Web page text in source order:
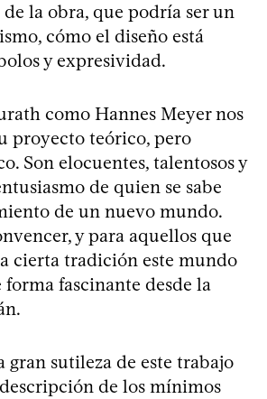
la obra, que podría ser un
cómo el diseño está
y expresividad.
como Hannes Meyer nos
proyecto teórico, pero
Son elocuentes, talentosos y
de quien se sabe
de un nuevo mundo.
y para aquellos que
cierta tradición este mundo
forma fascinante desde la
gran sutileza de este trabajo
de los mínimos